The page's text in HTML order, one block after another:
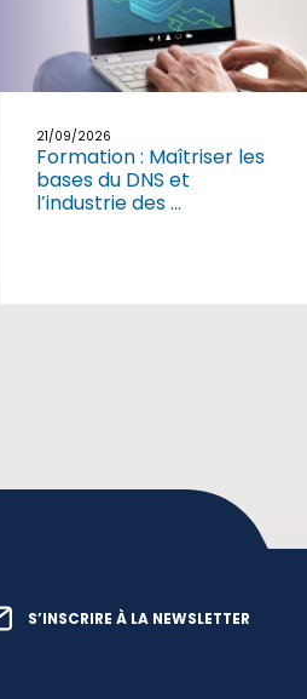
21/09/2026
Formation : Maîtriser les
bases du DNS et
l’industrie des ...
S’INSCRIRE À LA NEWSLETTER